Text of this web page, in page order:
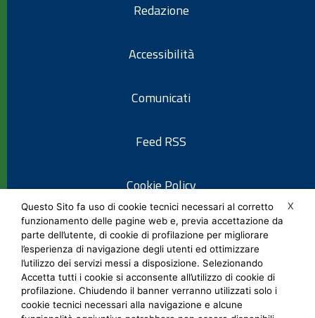
Redazione
Accessibilità
Comunicati
Feed RSS
Cookie Policy
Informativa privacy
Note legali
X
Questo Sito fa uso di cookie tecnici necessari al corretto
funzionamento delle pagine web e, previa accettazione da
parte dell’utente, di cookie di profilazione per migliorare
l’esperienza di navigazione degli utenti ed ottimizzare
l’utilizzo dei servizi messi a disposizione. Selezionando
Accetta tutti i cookie si acconsente all’utilizzo di cookie di
profilazione. Chiudendo il banner verranno utilizzati solo i
cookie tecnici necessari alla navigazione e alcune